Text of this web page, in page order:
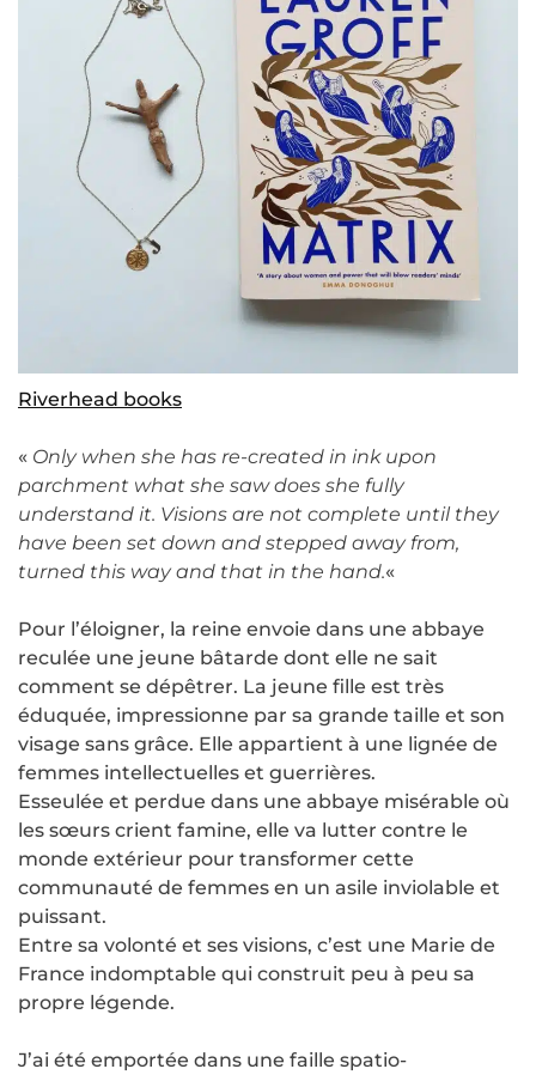
Riverhead books
« Only when she has re-created in ink upon
parchment what she saw does she fully
understand it. Visions are not complete until they
have been set down and stepped away from,
turned this way and that in the hand.«
Pour l’éloigner, la reine envoie dans une abbaye
reculée une jeune bâtarde dont elle ne sait
comment se dépêtrer. La jeune fille est très
éduquée, impressionne par sa grande taille et son
visage sans grâce. Elle appartient à une lignée de
femmes intellectuelles et guerrières.
Esseulée et perdue dans une abbaye misérable où
les sœurs crient famine, elle va lutter contre le
monde extérieur pour transformer cette
communauté de femmes en un asile inviolable et
puissant.
Entre sa volonté et ses visions, c’est une Marie de
France indomptable qui construit peu à peu sa
propre légende.
J’ai été emportée dans une faille spatio-